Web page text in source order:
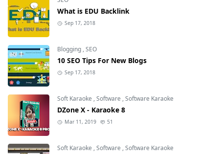
What is EDU Backlink
Sep 17, 2018
Blogging,SEO
10 SEO Tips For New Blogs
Sep 17, 2018
Soft Karaoke ,Software ,Software Karaoke
DZone X - Karaoke 8
Mar 11, 2019 51
Soft Karaoke ,Software ,Software Karaoke